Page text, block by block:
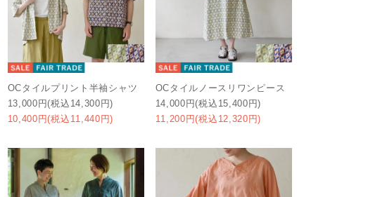
OCタイルプリント半袖シャツ
13,000円(税込14,300円)
10,400円(税込11,440円)
OCタイルノースリワンピース
14,000円(税込15,400円)
11,200円(税込12,320円)